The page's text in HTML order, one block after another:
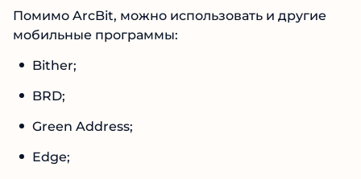
Помимо ArcBit, можно использовать и другие
мобильные программы:
Bither;
BRD;
Green Address;
Edge;